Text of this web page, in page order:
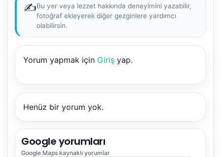
✍️Bu yer veya lezzet hakkında deneyimini yazabilir,
fotoğraf ekleyerek diğer gezginlere yardımcı
olabilirsin.
Yorum yapmak için Giriş yap.
Henüz bir yorum yok.
Google yorumları
Google Maps kaynaklı yorumlar
NBY Akıllı Asistan
AI kullanmadan, sitedeki gerçek yerlerle akıllı rota
önerir.
Şehir / ilçe